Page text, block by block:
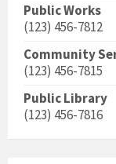
Public Works
(123) 456-7812
Community
(123) 456-7815
Public Library
(123) 456-7816